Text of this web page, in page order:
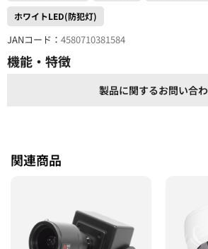
ホワイトLED(防犯灯)
JANコード： 4580710381584
機能・特徴
製品に関するお問い合
関連商品